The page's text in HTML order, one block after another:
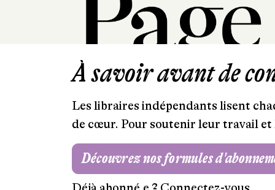
À savoir avant de
Les libraires indépendants lisent
de cœur. Pour soutenir leur travail
Découvrez nos formules